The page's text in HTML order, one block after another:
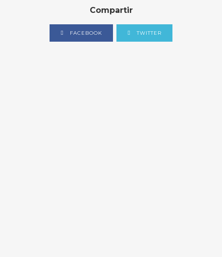
Compartir
FACEBOOK TWITTER